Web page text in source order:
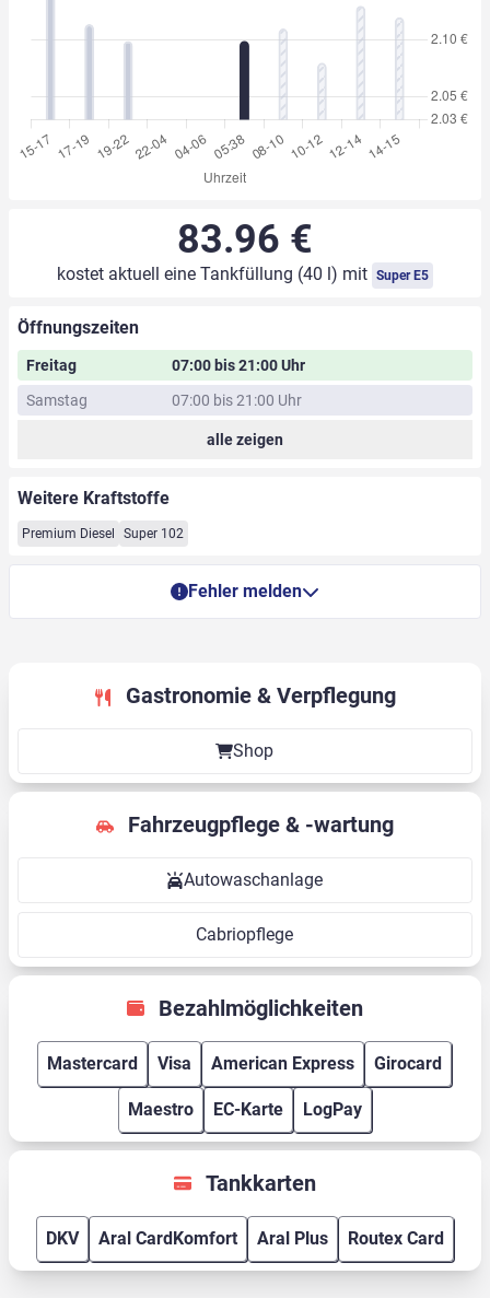
83.96 €
kostet aktuell eine Tankfüllung (40 l) mit Super E5
Öffnungszeiten
Freitag
07:00 bis 21:00 Uhr
Samstag
07:00 bis 21:00 Uhr
alle zeigen
Weitere Kraftstoffe
Premium Diesel Super 102
Fehler melden
Gastronomie & Verpflegung
Shop
Fahrzeugpflege & -wartung
Autowaschanlage
Cabriopflege
Bezahlmöglichkeiten
Mastercard Visa American Express Girocard
Maestro EC-Karte LogPay
Tankkarten
DKV Aral CardKomfort Aral Plus Routex Card